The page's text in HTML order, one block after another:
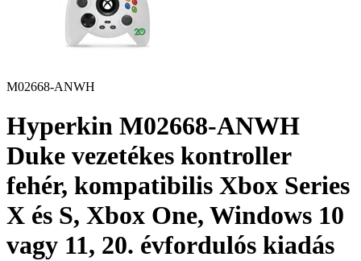
M02668-ANWH
Hyperkin M02668-ANWH
Duke vezetékes kontroller
fehér, kompatibilis Xbox Series
X és S, Xbox One, Windows 10
vagy 11, 20. évfordulós kiadás